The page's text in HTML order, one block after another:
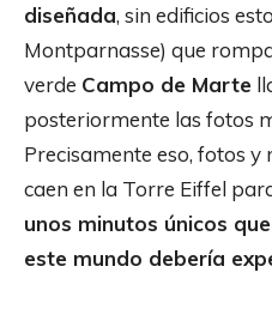
diseñada, sin edificios
Montparnasse) que
verde Campo de Marte
posteriormente las fotos
Precisamente eso, fotos y
caen en la Torre Eiffel
unos minutos únicos
este mundo debería